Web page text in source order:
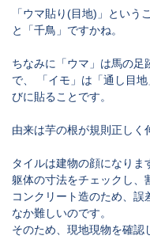
「ウマ貼り(目地)」という
と「千鳥」ですかね。
ちなみに「ウマ」は馬の足
で、 「イモ」は「通し目
びに貼ることです。
由来は芋の根が規則正しく
タイルは建物の顔になりま
躯体の寸法をチェックし、
コンクリート造のため、
なか難しいのです。
そのため、現地現物を確認